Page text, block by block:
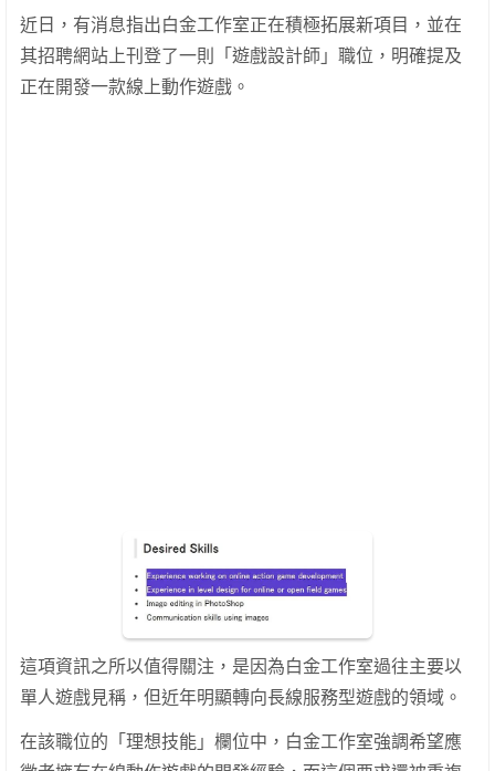
近日，有消息指出白金工作室正在積極拓展新項目，並在
其招聘網站上刊登了一則「遊戲設計師」職位，明確提及
正在開發一款線上動作遊戲。
這項資訊之所以值得關注，是因為白金工作室過往主要以
單人遊戲見稱，但近年明顯轉向長線服務型遊戲的領域。
在該職位的「理想技能」欄位中，白金工作室強調希望應